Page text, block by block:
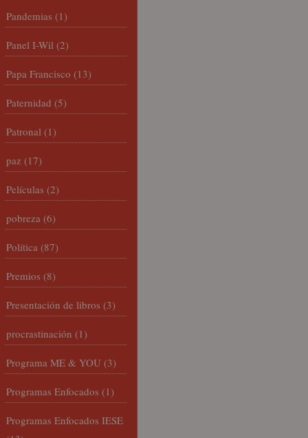
Pandemias (1)
Panel I-Wil (2)
Papa Francisco (13)
Paternidad (5)
Patronal (1)
paz (17)
Películas (2)
pobreza (6)
Política (87)
Premios (8)
Presentación de libros (3)
procrastinación (1)
Programa ME & YOU (3)
Programas Enfocados (1)
Programas Enfocados IESE